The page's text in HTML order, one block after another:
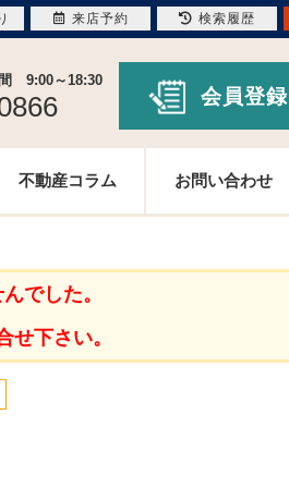
9:00～18:30
会員登録
不動産コラム お問い合わせ
でした。
せ下さい。
来店予約 検索履歴